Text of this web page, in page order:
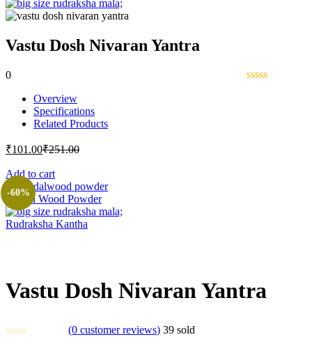
is:
Vastu Dosh Nivaran Yantra
0
Overview
Specifications
Related Products
₹101.00Current
is:
₹101.00.
₹251.00Original
₹251.00.
Add to cart
Sandal Wood Powder
Rudraksha Kantha
-60%
Vastu Dosh Nivaran Yantra
(0 customer reviews) 39 sold